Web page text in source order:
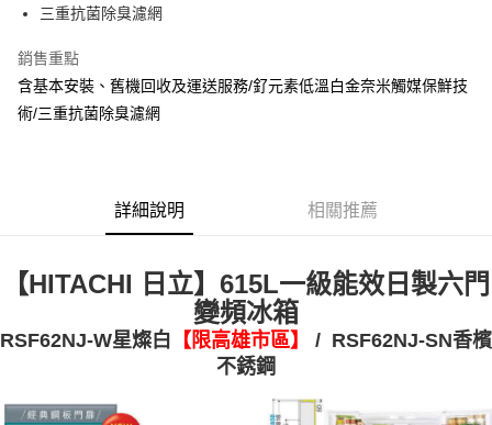
運送方式
宅配
每筆NT$100，滿NT$1,000(含以上)免運費
三重抗菌除臭濾網
銷售重點
含基本安裝、舊機回收及運送服務/釕元素低溫白金奈米觸媒保鮮技
術/三重抗菌除臭濾網
詳細說明 相關推薦
【HITACHI 日立】615L一級能效日製六門
變頻冰箱
RSF62NJ-W星燦白 【限高雄市區】
/ RSF62NJ-SN香檳
不銹鋼